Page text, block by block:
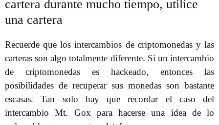
cartera durante mucho tiempo, utilice
una cartera
Recuerde que los intercambios de criptomonedas y las
carteras son algo totalmente diferente. Si un intercambio
de criptomonedas es hackeado, entonces las
posibilidades de recuperar sus monedas son bastante
escasas. Tan solo hay que recordar el caso del
intercambio Mt. Gox para hacerse una idea de lo